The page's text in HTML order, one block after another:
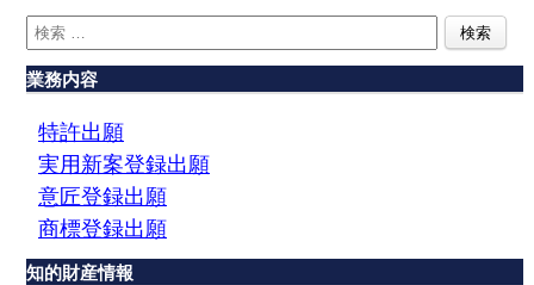
業務内容
特許出願
実用新案登録出願
意匠登録出願
商標登録出願
知的財産情報